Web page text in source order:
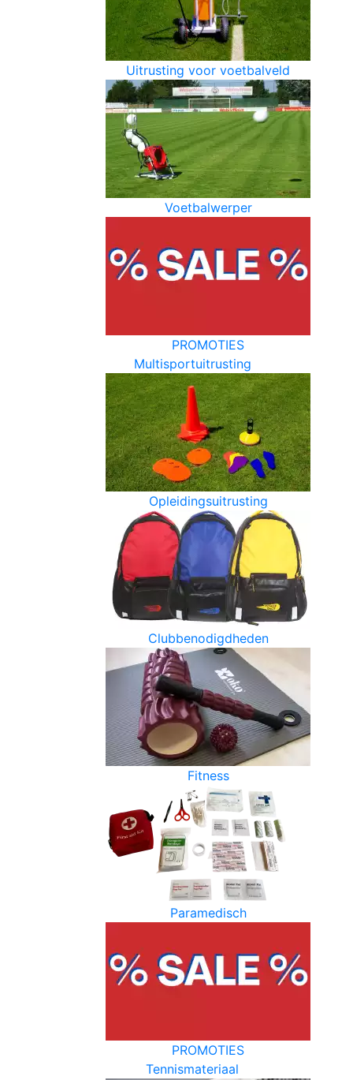
Uitrusting voor voetbalveld
Voetbalwerper
PROMOTIES
Multisportuitrusting
Opleidingsuitrusting
Clubbenodigdheden
Fitness
Paramedisch
PROMOTIES
Tennismateriaal